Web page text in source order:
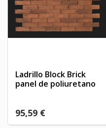
Ladrillo Block Brick
panel de poliuretano
95,59 €